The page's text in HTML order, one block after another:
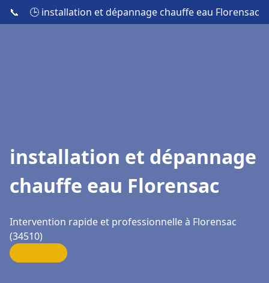
📞 🕒 installation et dépannage chauffe eau Florensac
installation et dépannage
chauffe eau Florensac
Intervention rapide et professionnelle à Florensac
(34510)